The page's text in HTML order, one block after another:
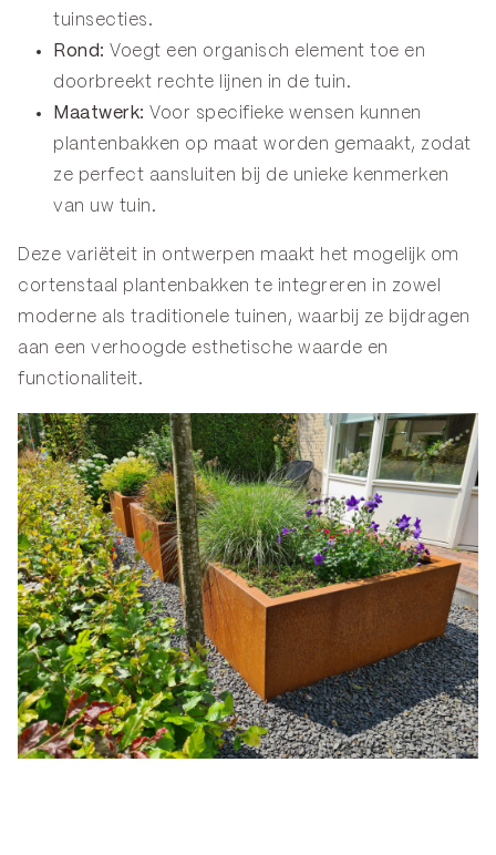
tuinsecties.
Rond: Voegt een organisch element toe en
doorbreekt rechte lijnen in de tuin.
Maatwerk: Voor specifieke wensen kunnen
plantenbakken op maat worden gemaakt, zodat
ze perfect aansluiten bij de unieke kenmerken
van uw tuin.
Deze variëteit in ontwerpen maakt het mogelijk om
cortenstaal plantenbakken te integreren in zowel
moderne als traditionele tuinen, waarbij ze bijdragen
aan een verhoogde esthetische waarde en
functionaliteit.